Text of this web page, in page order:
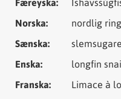
Færeyska:
Norska:
nordlig
Sænska:
slemsugare
Enska:
longfin
Franska:
Limace à